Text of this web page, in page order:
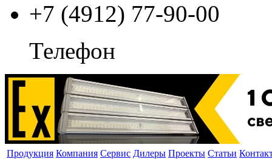
+7 (4912) 77-90-00
Телефон
Продукция Компания Сервис Дилеры Проекты Статьи